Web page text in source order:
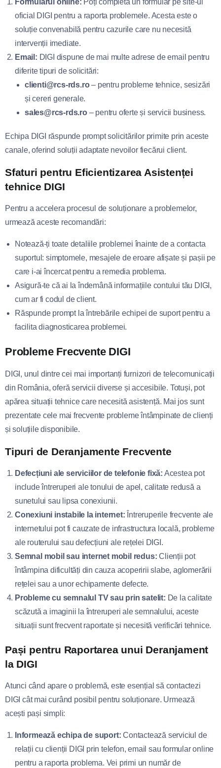
Formularul online: Poți completa un formular pe site-ul
oficial DIGI pentru a raporta problemele. Acesta este o
soluție convenabilă pentru cazurile care nu necesită
intervenții imediate.
Email: DIGI dispune de mai multe adrese de email pentru
diferite tipuri de solicitări:
clienti@rcs-rds.ro– pentru probleme tehnice, sesizări
și cereri generale.
sales@rcs-rds.ro– pentru oferte și servicii business.
Echipa DIGI răspunde prompt solicitărilor primite prin aceste
canale, oferind soluții adaptate nevoilor fiecărui client.
Sfaturi pentru Eficientizarea Asistenței
tehnice DIGI
Pentru a accelera procesul de soluționare a problemelor,
urmează aceste recomandări:
Notează-ți toate detaliile problemei înainte de a contacta
suportul: simptomele, mesajele de eroare afișate și pașii pe
care i-ai încercat pentru a remedia problema.
Asigură-te că ai la îndemână informațiile contului tău DIGI,
cum ar fi codul de client.
Răspunde prompt la întrebările echipei de suport pentru a
facilita diagnosticarea problemei.
Probleme Frecvente DIGI
DIGI, unul dintre cei mai importanți furnizori de telecomunicații
din România, oferă servicii diverse și accesibile. Totuși, pot
apărea situații tehnice care necesită asistență. Mai jos sunt
prezentate cele mai frecvente probleme întâmpinate de clienți
și soluțiile disponibile.
Tipuri de Deranjamente Frecvente
Defecțiuni ale serviciilor de telefonie fixă: Acestea pot
include întreruperi ale tonului de apel, calitate redusă a
sunetului sau lipsa conexiunii.
Conexiuni instabile la internet: Întreruperile frecvente ale
internetului pot fi cauzate de infrastructura locală, probleme
ale routerului sau defecțiuni ale rețelei DIGI.
Semnal mobil sau internet mobil redus: Clienții pot
întâmpina dificultăți din cauza acoperirii slabe, aglomerării
rețelei sau a unor echipamente defecte.
Probleme cu semnalul TV sau prin satelit: De la calitate
scăzută a imaginii la întreruperi ale semnalului, aceste
situații sunt frecvent raportate și necesită verificări tehnice.
Pași pentru Raportarea unui Deranjament
la DIGI
Atunci când apare o problemă, este esențial să contactezi
DIGI cât mai curând posibil pentru soluționare. Urmează
acești pași simpli:
Informează echipa de suport: Contactează serviciul de
relații cu clienții DIGI prin telefon, email sau formular online
pentru a raporta problema. Vei primi un număr de